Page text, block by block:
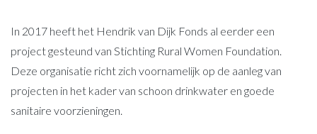
In 2017 heeft het Hendrik van Dijk Fonds al eerder een
project gesteund van Stichting Rural Women Foundation.
Deze organisatie richt zich voornamelijk op de aanleg van
projecten in het kader van schoon drinkwater en goede
sanitaire voorzieningen.